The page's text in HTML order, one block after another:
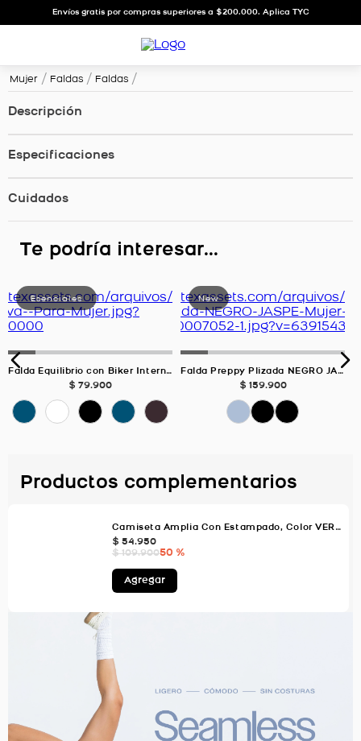
Envíos gratis por compras superiores a $200.000. Aplica TYC
Mujer Faldas Faldas
Descripción
Especificaciones
Cuidados
Te podría interesar...
Falda Equilibrio con Biker Interno, Color Uva Para Mujer
$ 79.900
Falda Preppy Plizada NEGRO JASPE Para Mujer
$ 159.900
Productos complementarios
Camiseta Amplia Con Estampado, Color VERDE AGUA Para Mujer
$ 54.950
$ 109.90050 %
Agregar